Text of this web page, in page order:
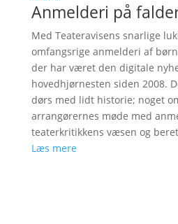
Anmelderi på
Med Teateravisens snarlige
omfangsrige anmelderi af
der har været den digitale
hovedhjørnesten siden 2008.
dørs med lidt historie; noget
arrangørernes møde med
teaterkritikkens væsen og
Læs mere